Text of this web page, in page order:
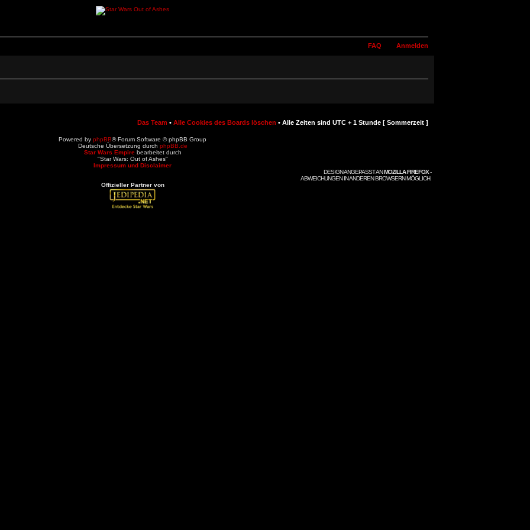
FAQ Anmelden
Das Team • Alle Cookies des Boards löschen • Alle Zeiten sind UTC + 1 Stunde [ Sommerzeit ]
Powered by phpBB® Forum Software © phpBB Group
Deutsche Übersetzung durch phpBB.de
Star Wars Empirebearbeitet durch
"Star Wars: Out of Ashes"
Impressum und Disclaimer
DESIGN ANGEPASST ANMOZILLA FIREFOX-
ABWEICHUNGEN IN ANDEREN BROWSERN MÖGLICH.
Offizieller Partner von